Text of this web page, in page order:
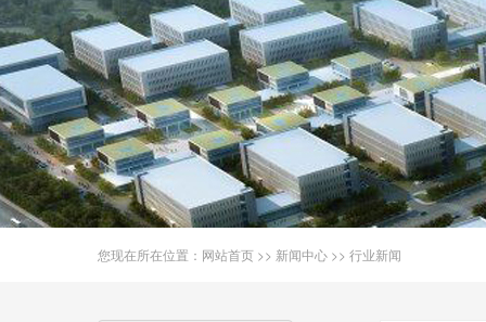
您现在所在位置： 网站首页 >> 新闻中心 >> 行业新闻